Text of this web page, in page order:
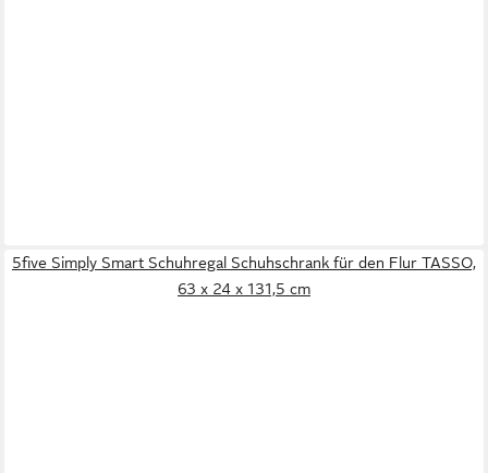
5five Simply Smart Schuhregal Schuhschrank für den Flur TASSO,
63 x 24 x 131,5 cm